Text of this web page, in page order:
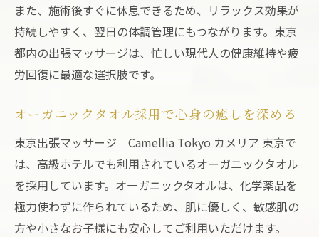
また、施術後すぐに休息できるため、リラックス効果が
持続しやすく、翌日の体調管理にもつながります。東京
都内の出張マッサージは、忙しい現代人の健康維持や疲
労回復に最適な選択肢です。
オーガニックタオル採用で心身の癒しを深める
東京出張マッサージ Camellia Tokyo カメリア 東京で
は、高級ホテルでも利用されているオーガニックタオル
を採用しています。オーガニックタオルは、化学薬品を
極力使わずに作られているため、肌に優しく、敏感肌の
方や小さなお子様にも安心してご利用いただけます。